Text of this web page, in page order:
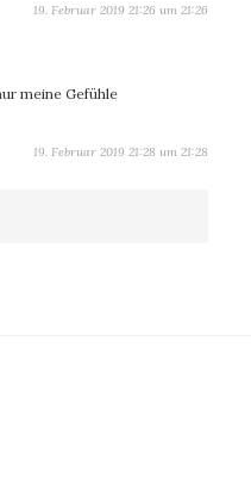
19. Februar 2019 21:26 um 21:26
meine Gefühle
19. Februar 2019 21:28 um 21:28